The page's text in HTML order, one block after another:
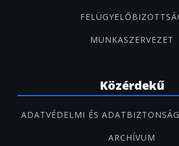
MUNKASZERVEZET
Közérdekű
ADATVÉDELMI ÉS
ARCHÍVUM